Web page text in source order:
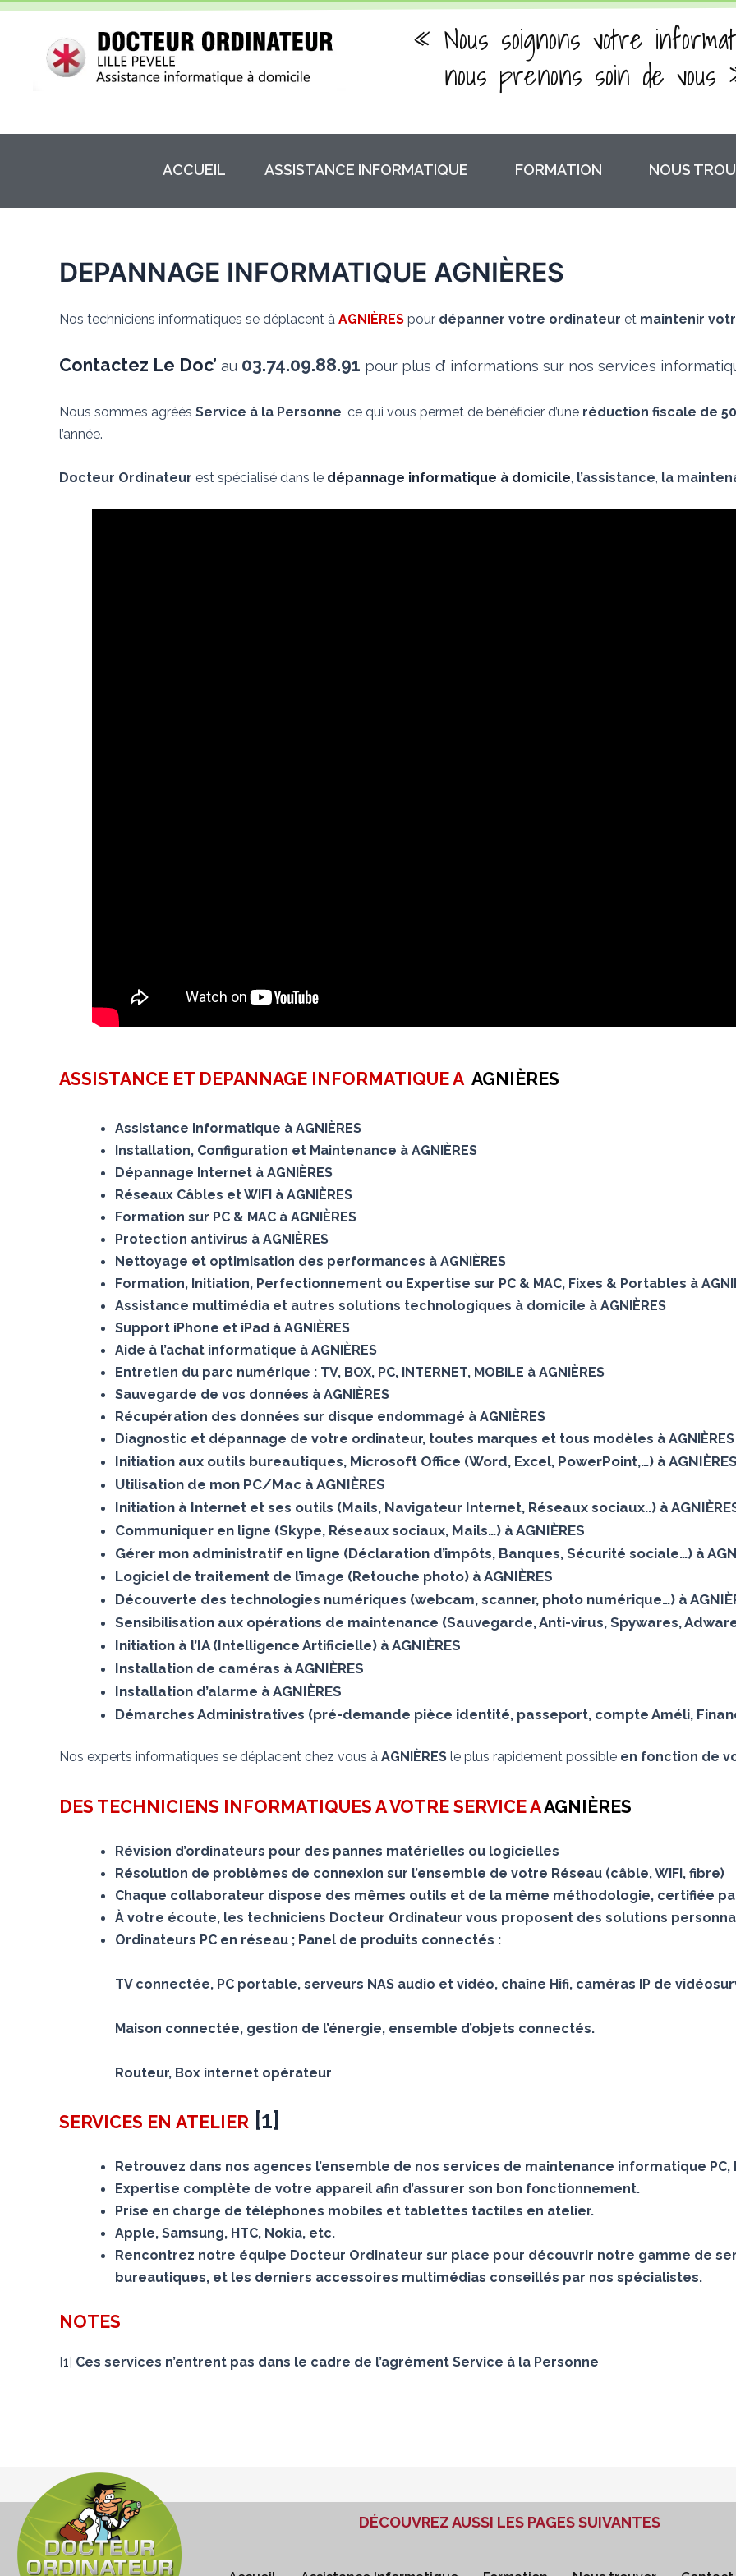
Aller
contenu
« Nous soignons votre
nous prenons soin de vous
ACCUEIL ASSISTANCE INFORMATIQUE FORMATION NOUS
DEPANNAGE INFORMATIQUE AGNIÈRES
Nos techniciens informatiques se déplacent à AGNIÈRES pour dépanner votre ordinateur et maintenir
Contactez Le Doc’ au 03.74.09.88.91 pour plus d’ informations sur nos services
Nous sommes agréés Service à la Personne, ce qui vous permet de bénéficier d’une réduction fiscale de
l’année.
Docteur Ordinateur est spécialisé dans le dépannage informatique à domicile l’assistance la
ASSISTANCE ET DEPANNAGE INFORMATIQUE A AGNIÈRES
Assistance Informatique à AGNIÈRES
Installation, Configuration et Maintenance à AGNIÈRES
Dépannage Internet à AGNIÈRES
Réseaux Câbles et WIFI à AGNIÈRES
Formation sur PC & MAC à AGNIÈRES
Protection antivirus à AGNIÈRES
Nettoyage et optimisation des performances à AGNIÈRES
Formation, Initiation, Perfectionnement ou Expertise sur PC & MAC, Fixes & Portables à
Assistance multimédia et autres solutions technologiques à domicile à AGNIÈRES
Support iPhone et iPad à AGNIÈRES
Aide à l’achat informatique à AGNIÈRES
Entretien du parc numérique : TV, BOX, PC, INTERNET, MOBILE à AGNIÈRES
Sauvegarde de vos données à AGNIÈRES
Récupération des données sur disque endommagé à AGNIÈRES
Diagnostic et dépannage de votre ordinateur, toutes marques et tous modèles à AGNIÈRES
Initiation aux outils bureautiques, Microsoft Office (Word, Excel, PowerPoint,…) à AGNIÈRES
Utilisation de mon PC/Mac à AGNIÈRES
Initiation à Internet et ses outils (Mails, Navigateur Internet, Réseaux sociaux..) à
Communiquer en ligne (Skype, Réseaux sociaux, Mails…) à AGNIÈRES
Gérer mon administratif en ligne (Déclaration d’impôts, Banques, Sécurité sociale…) à
Logiciel de traitement de l’image (Retouche photo) à AGNIÈRES
Découverte des technologies numériques (webcam, scanner, photo numérique…) à
Sensibilisation aux opérations de maintenance (Sauvegarde, Anti-virus, Spywares,
Initiation à l’IA (Intelligence Artificielle) à AGNIÈRES
Installation de caméras à AGNIÈRES
Installation d’alarme à AGNIÈRES
Démarches Administratives (pré-demande pièce identité, passeport, compte Améli,
Nos experts informatiques se déplacent chez vous à AGNIÈRES le plus rapidement possible en fonction de
DES TECHNICIENS INFORMATIQUES A VOTRE SERVICE AAGNIÈRES
Révision d’ordinateurs pour des pannes matérielles ou logicielles
Résolution de problèmes de connexion sur l’ensemble de votre Réseau (câble, WIFI, fibre)
Chaque collaborateur dispose des mêmes outils et de la même méthodologie, certifiée
À votre écoute, les techniciens Docteur Ordinateur vous proposent des solutions
Ordinateurs PC en réseau ; Panel de produits connectés :
TV connectée, PC portable, serveurs NAS audio et vidéo, chaîne Hifi, caméras IP de
Maison connectée, gestion de l’énergie, ensemble d’objets connectés.
Routeur, Box internet opérateur
SERVICES EN ATELIER [1]
Retrouvez dans nos agences l’ensemble de nos services de maintenance informatique PC,
Expertise complète de votre appareil afin d’assurer son bon fonctionnement.
Prise en charge de téléphones mobiles et tablettes tactiles en atelier.
Apple, Samsung, HTC, Nokia, etc.
Rencontrez notre équipe Docteur Ordinateur sur place pour découvrir notre gamme de
bureautiques, et les derniers accessoires multimédias conseillés par nos spécialistes.
NOTES
[1] Ces services n’entrent pas dans le cadre de l’agrément Service à la Personne
DÉCOUVREZ AUSSI LES PAGES SUIVANTES